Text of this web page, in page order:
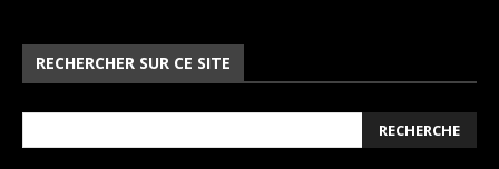
RECHERCHER SUR CE SITE